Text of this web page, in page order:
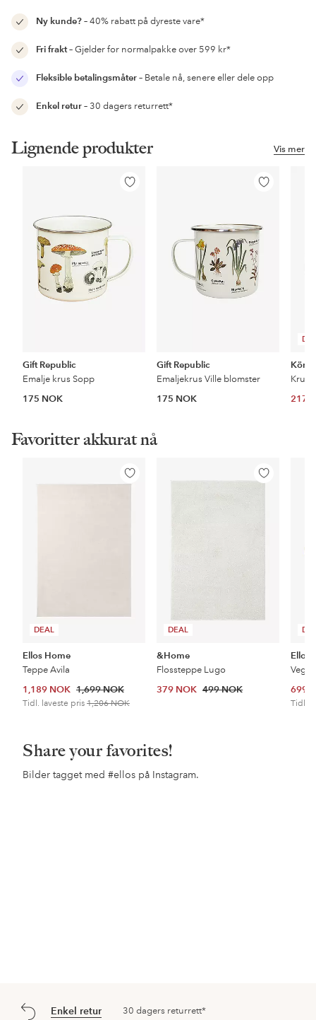
Ny kunde?– 40% rabatt på dyreste vare*
Fri frakt– Gjelder for normalpakke over 599 kr*
Fleksible betalingsmåter– Betale nå, senere eller dele opp
Enkel retur– 30 dagers returrett*
Vis mer
Lignende produkter
Legg
Gift Republic
Emalje krus Sopp
175 NOK
Legg
Gift Republic
Emaljekrus Ville blomster
175 NOK
Krus
217
Favoritter akkurat nå
DEAL
Legg
til
Ellos Home
Teppe Avila
1,189 NOK 1,699 NOK
Tidl. laveste pris 1,206 NOK
DEAL
Legg
til
&Home
Flossteppe Lugo
379 NOK 499 NOK
Ellos
699
Tidl.
Share your favorites!
Bilder tagget med #ellos på Instagram.
Enkel retur 30 dagers returrett*